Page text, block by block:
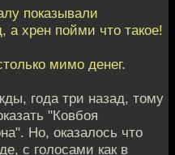
показывали
хрен пойми что такое!
мимо денег.
года три назад, тому
"Ковбоя
Но, оказалось что
с голосами как в